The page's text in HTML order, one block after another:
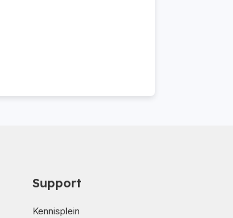
Support
Kennisplein